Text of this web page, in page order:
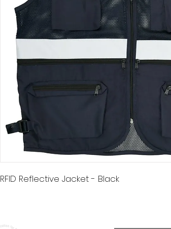
RFID Reflective Jacket - Black